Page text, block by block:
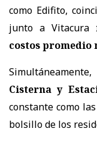
como Edifito,
junto a Vitacura
costos promedio
Cisterna y
constante como
bolsillo de los